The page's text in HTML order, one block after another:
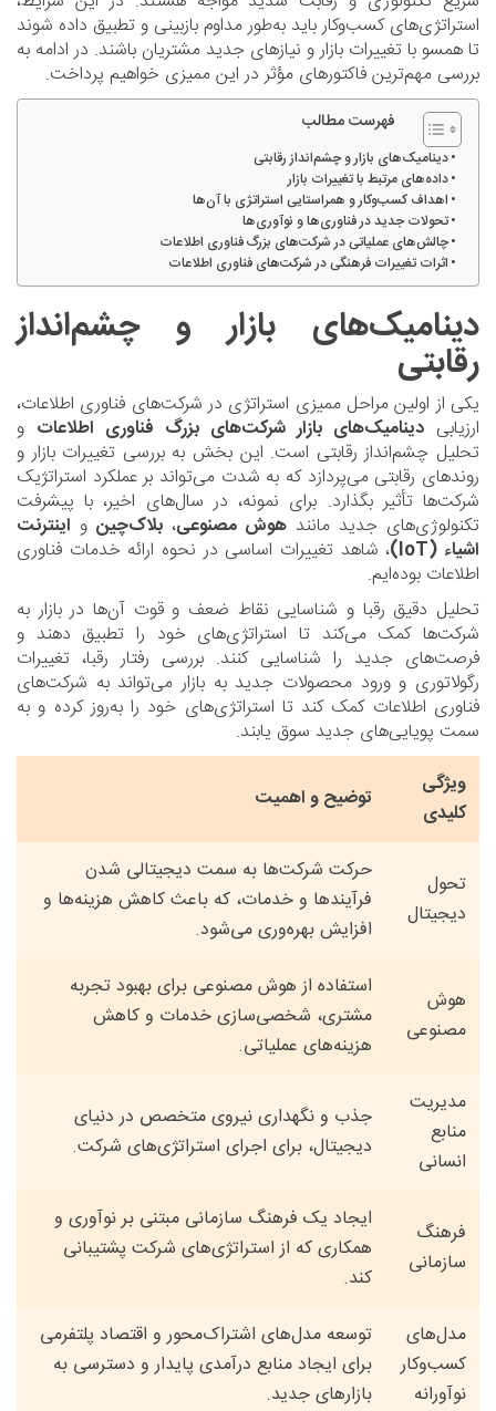
استراتژی‌های کسب‌وکار باید به‌طور مداوم بازبینی و تطبیق داده شوند
تا همسو با تغییرات بازار و نیازهای جدید مشتریان باشند. در ادامه به
بررسی مهم‌ترین فاکتورهای مؤثر در این ممیزی خواهیم پرداخت.
فهرست مطالب
دینامیک‌های بازار و چشم‌انداز رقابتی
داده‌های مرتبط با تغییرات بازار
اهداف کسب‌وکار و همراستایی استراتژی با آن‌ها
تحولات جدید در فناوری‌ها و نوآوری‌ها
چالش‌های عملیاتی در شرکت‌های بزرگ فناوری اطلاعات
اثرات تغییرات فرهنگی در شرکت‌های فناوری اطلاعات
دینامیک‌های بازار و چشم‌انداز
رقابتی
یکی از اولین مراحل ممیزی استراتژی در شرکت‌های فناوری اطلاعات،
ارزیابی دینامیک‌های بازار شرکت‌های بزرگ فناوری اطلاعاتو
تحلیل چشم‌انداز رقابتی است. این بخش به بررسی تغییرات بازار و
روندهای رقابتی می‌پردازد که به شدت می‌تواند بر عملکرد استراتژیک
شرکت‌ها تأثیر بگذارد. برای نمونه، در سال‌های اخیر، با پیشرفت
تکنولوژی‌های جدید مانند هوش مصنوعی، بلاک‌چینو اینترنت
اشیاء (IoT)
، شاهد تغییرات اساسی در نحوه ارائه خدمات فناوری
اطلاعات بوده‌ایم.
تحلیل دقیق رقبا و شناسایی نقاط ضعف و قوت آن‌ها در بازار به
شرکت‌ها کمک می‌کند تا استراتژی‌های خود را تطبیق دهند و
فرصت‌های جدید را شناسایی کنند. بررسی رفتار رقبا، تغییرات
رگولاتوری و ورود محصولات جدید به بازار می‌تواند به شرکت‌های
فناوری اطلاعات کمک کند تا استراتژی‌های خود را به‌روز کرده و به
سمت پویایی‌های جدید سوق یابند.
ویژگی
کلیدی
توضیح و اهمیت
تحول
دیجیتال
حرکت شرکت‌ها به سمت دیجیتالی شدن
فرآیندها و خدمات، که باعث کاهش هزینه‌ها و
افزایش بهره‌وری می‌شود.
هوش
مصنوعی
استفاده از هوش مصنوعی برای بهبود تجربه
مشتری، شخصی‌سازی خدمات و کاهش
هزینه‌های عملیاتی.
مدیریت
منابع
انسانی
جذب و نگهداری نیروی متخصص در دنیای
دیجیتال، برای اجرای استراتژی‌های شرکت.
فرهنگ
سازمانی
ایجاد یک فرهنگ سازمانی مبتنی بر نوآوری و
همکاری که از استراتژی‌های شرکت پشتیبانی
کند.
مدل‌های
کسب‌وکار
نوآورانه
توسعه مدل‌های اشتراک‌محور و اقتصاد پلتفرمی
برای ایجاد منابع درآمدی پایدار و دسترسی به
بازارهای جدید.